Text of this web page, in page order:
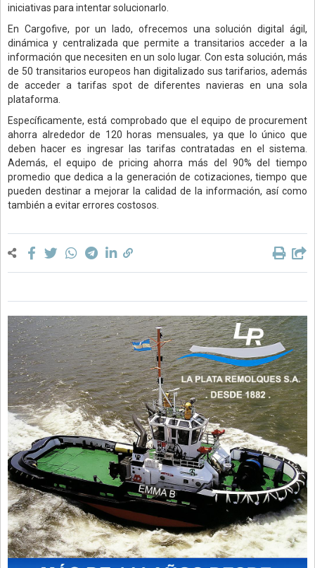
iniciativas para intentar solucionarlo.
En Cargofive, por un lado, ofrecemos una solución digital ágil,
dinámica y centralizada que permite a transitarios acceder a la
información que necesiten en un solo lugar. Con esta solución, más
de 50 transitarios europeos han digitalizado sus tarifarios, además
de acceder a tarifas spot de diferentes navieras en una sola
plataforma.
Específicamente, está comprobado que el equipo de procurement
ahorra alrededor de 120 horas mensuales, ya que lo único que
deben hacer es ingresar las tarifas contratadas en el sistema.
Además, el equipo de pricing ahorra más del 90% del tiempo
promedio que dedica a la generación de cotizaciones, tiempo que
pueden destinar a mejorar la calidad de la información, así como
también a evitar errores costosos.